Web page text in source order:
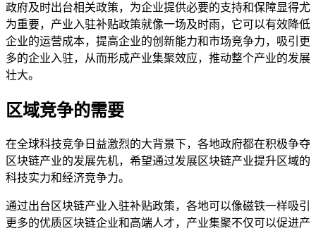
政府及时出台相关政策，为企业提供必要的支持和保障显得尤
为重要，产业入驻补贴政策就像一场及时雨，它可以有效降低
企业的运营成本，提高企业的创新能力和市场竞争力，吸引更
多的企业入驻，从而形成产业集聚效应，推动整个产业的发展
壮大。
区域竞争的需要
在全球科技竞争日益激烈的大背景下，各地政府都在积极争夺
区块链产业的发展先机，希望通过发展区块链产业提升区域的
科技实力和经济竞争力。
通过出台区块链产业入驻补贴政策，各地可以像磁铁一样吸引
更多的优质区块链企业和高端人才，产业集聚不仅可以促进产